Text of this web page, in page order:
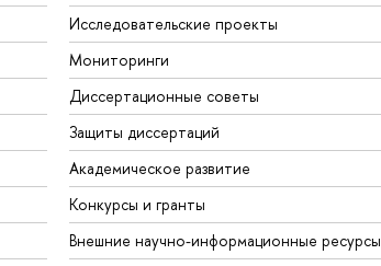
Исследовательские проекты
Мониторинги
Диссертационные советы
Защиты диссертаций
Академическое развитие
Конкурсы и гранты
нешние научно-информационные ресурсы